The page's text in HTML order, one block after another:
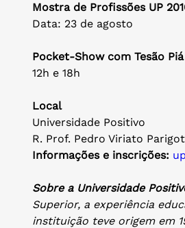
Mostra de Profissões UP
Data: 23 de agosto
Pocket-Show com Tesão Piá
12h e 18h
Local
Universidade Positivo
R. Prof. Pedro Viriato
Informações e inscrições:
Sobre a Universidade
Superior, a experiência
instituição teve origem em